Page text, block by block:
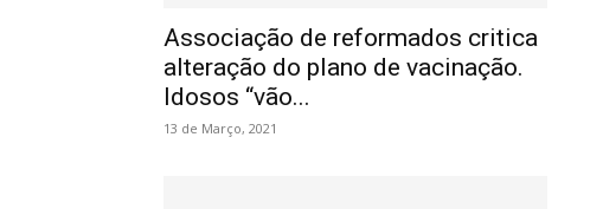
Associação de reformados critica
alteração do plano de vacinação.
Idosos “vão...
13 de Março, 2021